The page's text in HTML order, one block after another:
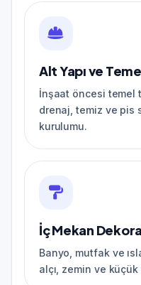
Alt Yapı ve
İnşaat öncesi temel
drenaj, temiz ve pis
kurulumu.
İç Mekan
Banyo, mutfak ve
alçı, zemin ve